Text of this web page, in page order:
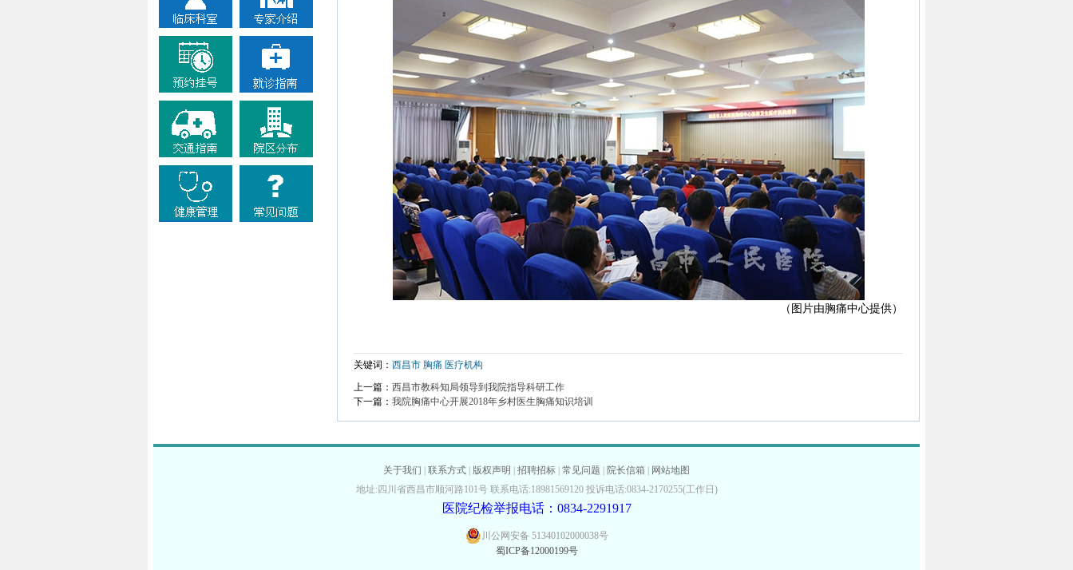
（图片由胸痛中心提供）
关键词： 西昌市 胸痛 医疗机构
上一篇： 西昌市教科知局领导到我院指导科研工作
下一篇： 我院胸痛中心开展2018年乡村医生胸痛知识培训
关于我们 联系方式 版权声明 招聘招标 常见问题 院长信箱
网站地图
地址:四川省西昌市顺河路101号 联系电话:18981569120 投诉电话:0834-2170255(工作日)
医院纪检举报电话：0834-2291917
川公网安备 51340102000038号
蜀ICP备12000199号